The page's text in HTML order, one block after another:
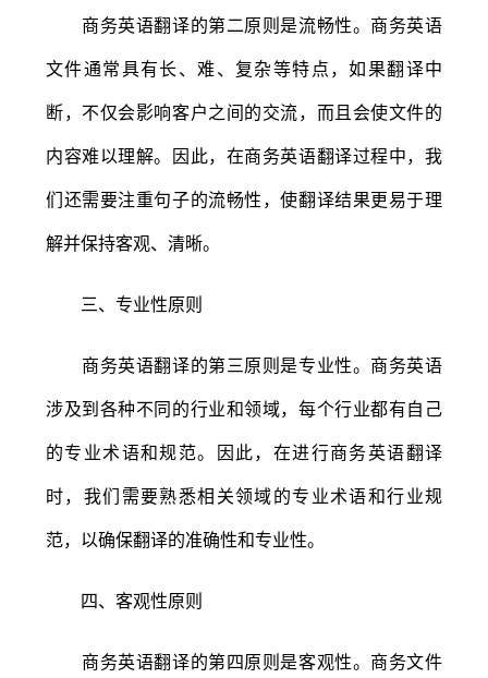
商务英语翻译的第二原则是流畅性。商务英语
文件通常具有长、难、复杂等特点，如果翻译中
断，不仅会影响客户之间的交流，而且会使文件的
内容难以理解。因此，在商务英语翻译过程中，我
们还需要注重句子的流畅性，使翻译结果更易于理
解并保持客观、清晰。
三、专业性原则
商务英语翻译的第三原则是专业性。商务英语
涉及到各种不同的行业和领域，每个行业都有自己
的专业术语和规范。因此，在进行商务英语翻译
时，我们需要熟悉相关领域的专业术语和行业规
范，以确保翻译的准确性和专业性。
四、客观性原则
商务英语翻译的第四原则是客观性。商务文件